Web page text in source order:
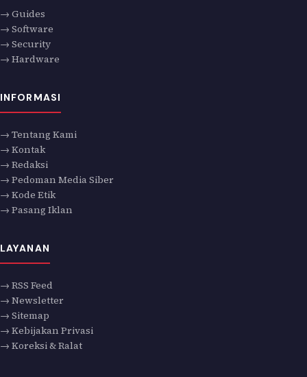
→ Guides
→ Software
→ Security
→ Hardware
INFORMASI
→ Tentang Kami
→ Kontak
→ Redaksi
→ Pedoman Media Siber
→ Kode Etik
→ Pasang Iklan
LAYANAN
→ RSS Feed
→ Newsletter
→ Sitemap
→ Kebijakan Privasi
→ Koreksi & Ralat